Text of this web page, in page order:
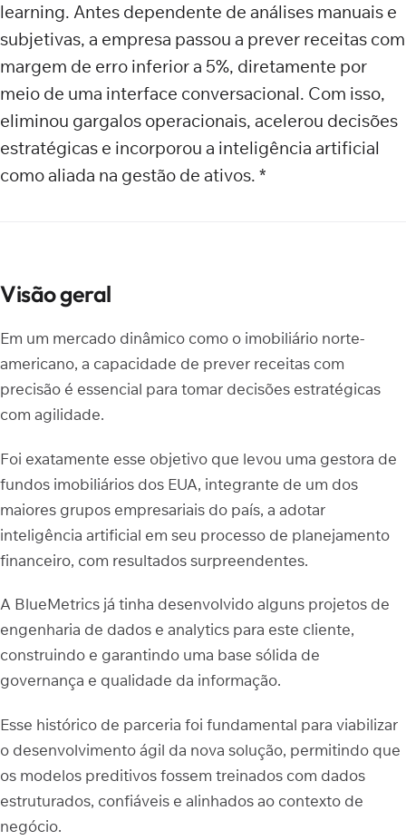
learning. Antes dependente de análises manuais e
subjetivas, a empresa passou a prever receitas com
margem de erro inferior a 5%, diretamente por
meio de uma interface conversacional. Com isso,
eliminou gargalos operacionais, acelerou decisões
estratégicas e incorporou a inteligência artificial
como aliada na gestão de ativos. *
Visão geral
Em um mercado dinâmico como o imobiliário norte-
americano, a capacidade de prever receitas com
precisão é essencial para tomar decisões estratégicas
com agilidade.
Foi exatamente esse objetivo que levou uma gestora de
fundos imobiliários dos EUA, integrante de um dos
maiores grupos empresariais do país, a adotar
inteligência artificial em seu processo de planejamento
financeiro, com resultados surpreendentes.
A BlueMetrics já tinha desenvolvido alguns projetos de
engenharia de dados e analytics para este cliente,
construindo e garantindo uma base sólida de
governança e qualidade da informação.
Esse histórico de parceria foi fundamental para viabilizar
o desenvolvimento ágil da nova solução, permitindo que
os modelos preditivos fossem treinados com dados
estruturados, confiáveis e alinhados ao contexto de
negócio.